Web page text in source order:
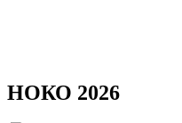
НОКО 2026